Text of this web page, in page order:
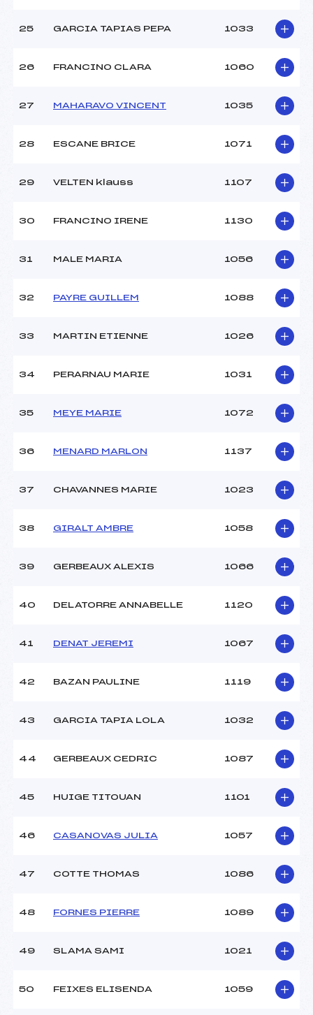
25 GARCIA TAPIAS PEPA 1033
26 FRANCINO CLARA 1060
27 MAHARAVO VINCENT 1035
28 ESCANE BRICE 1071
29 VELTEN klauss 1107
30 FRANCINO IRENE 1130
31 MALE MARIA 1056
32 PAYRE GUILLEM 1088
33 MARTIN ETIENNE 1026
34 PERARNAU MARIE 1031
35 MEYE MARIE 1072
36 MENARD MARLON 1137
37 CHAVANNES MARIE 1023
38 GIRALT AMBRE 1058
39 GERBEAUX ALEXIS 1066
40 DELATORRE ANNABELLE 1120
41 DENAT JEREMI 1067
42 BAZAN PAULINE 1119
43 GARCIA TAPIA LOLA 1032
44 GERBEAUX CEDRIC 1087
45 HUIGE TITOUAN 1101
46 CASANOVAS JULIA 1057
47 COTTE THOMAS 1086
48 FORNES PIERRE 1089
49 SLAMA SAMI 1021
50 FEIXES ELISENDA 1059